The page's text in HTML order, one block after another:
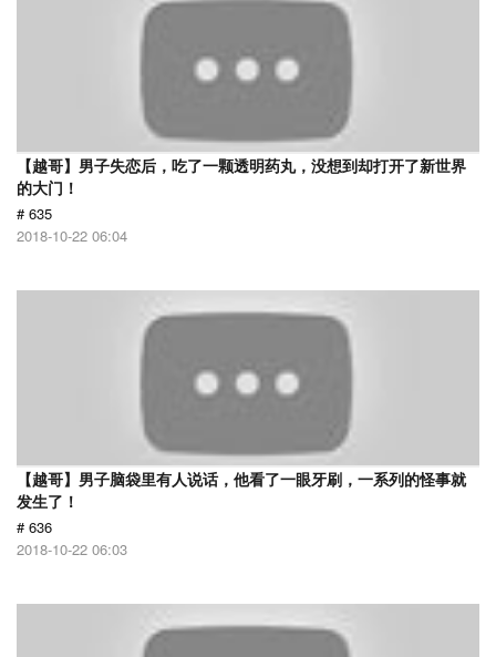
【越哥】男子失恋后，吃了一颗透明药丸，没想到却打开了新世界
的大门！
# 635
2018-10-22 06:04
【越哥】男子脑袋里有人说话，他看了一眼牙刷，一系列的怪事就
发生了！
# 636
2018-10-22 06:03